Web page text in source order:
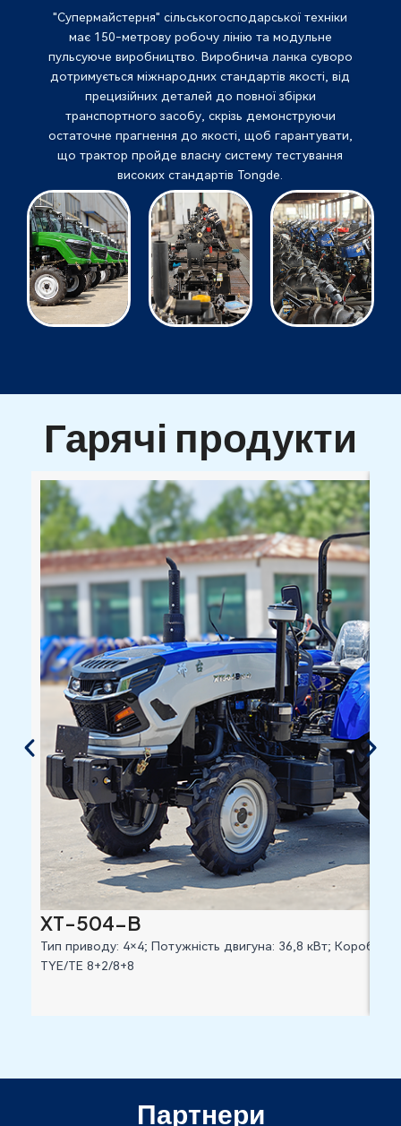
"Супермайстерня" сільськогосподарської техніки
має 150-метрову робочу лінію та модульне
пульсуюче виробництво. Виробнича ланка суворо
дотримується міжнародних стандартів якості, від
прецизійних деталей до повної збірки
транспортного засобу, скрізь демонструючи
остаточне прагнення до якості, щоб гарантувати,
що трактор пройде власну систему тестування
високих стандартів Tongde.
Гарячі продукти
XT-504-B
Тип приводу: 4×4; Потужність двигуна: 36,8 кВт; Коробка
TYE/TE 8+2/8+8
Партнери